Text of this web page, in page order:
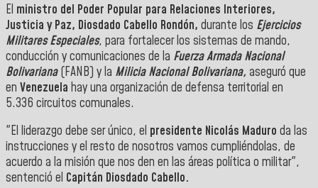
El ministro del Poder Popular para Relaciones Interiores,
Justicia y Paz, Diosdado Cabello Rondón, durante los Ejercicios
Militares Especiales, para fortalecer los sistemas de mando,
conducción y comunicaciones de la Fuerza Armada Nacional
Bolivariana(FANB) y la Milicia Nacional Bolivariana, aseguró que
en Venezuela hay una organización de defensa territorial en
5.336 circuitos comunales.
"El liderazgo debe ser único, el presidente Nicolás Maduro da las
instrucciones y el resto de nosotros vamos cumpliéndolas, de
acuerdo a la misión que nos den en las áreas política o militar",
sentenció el Capitán Diosdado Cabello.